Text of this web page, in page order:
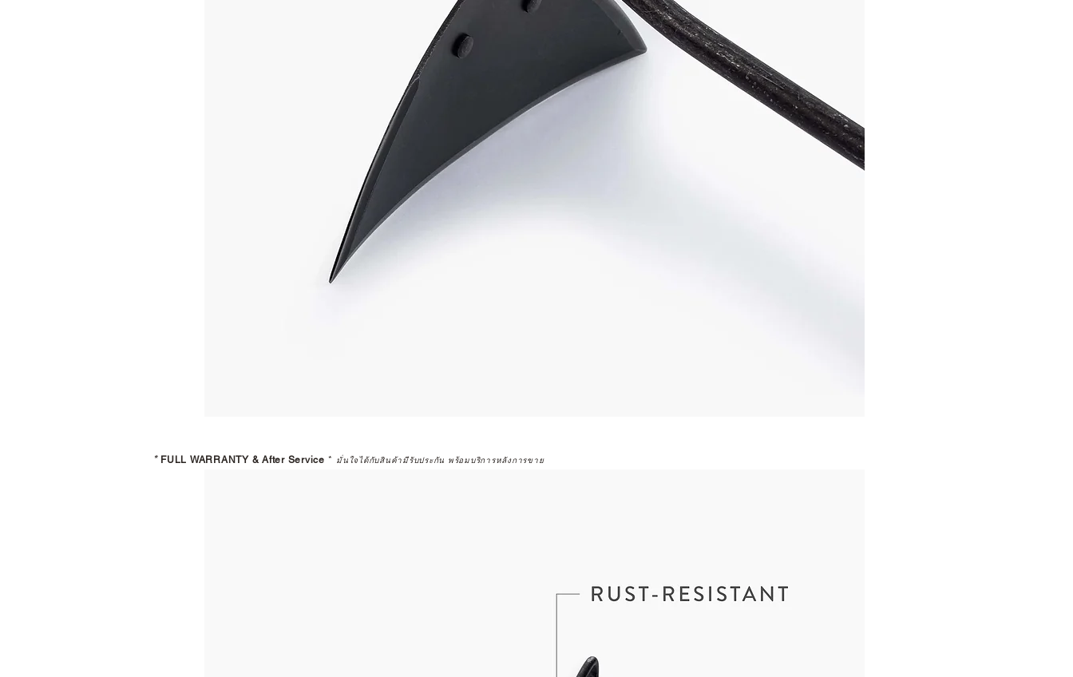
* FULL WARRANTY & After Service * มั่นใจได้กับสินค้ามีรับประกัน พร้อมบริการหลังการขาย